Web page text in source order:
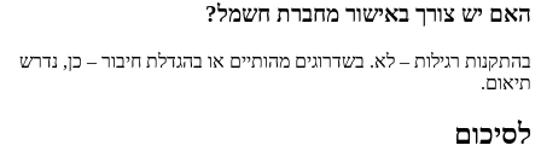
האם יש צורך באישור מחברת חשמל?
בהתקנות רגילות – לא. בשדרוגים מהותיים או בהגדלת חיבור – כן, נדרש
תיאום.
לסיכום